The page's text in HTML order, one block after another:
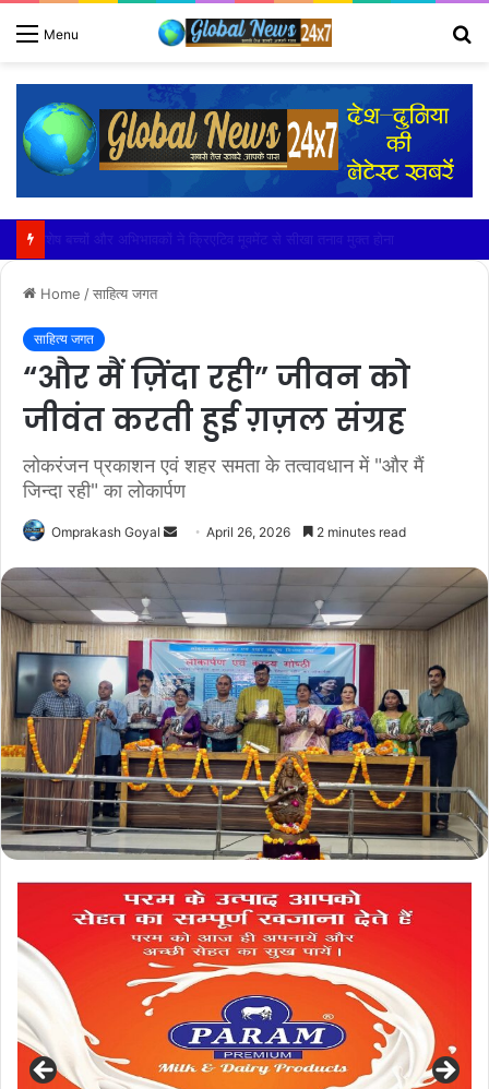
Menu
Home /साहित्य जगत
साहित्य जगत
“और मैं ज़िंदा रही” जीवन को
जीवंत करती हुई ग़ज़ल संग्रह
लोकरंजन प्रकाशन एवं शहर समता के तत्वावधान में "और मैं
जिन्दा रही" का लोकार्पण
Omprakash Goyal
Send April 26, 2026 2 minutes read